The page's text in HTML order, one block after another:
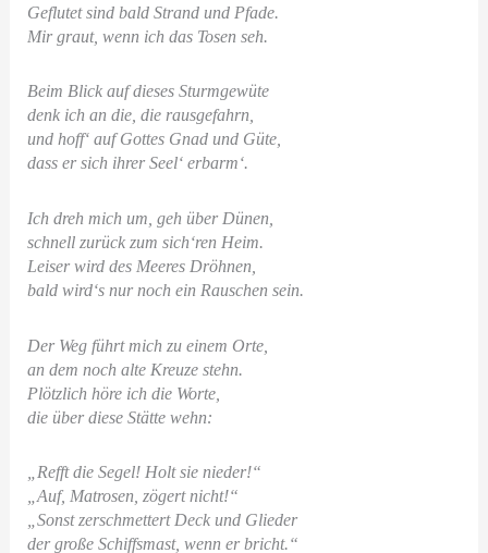
Geflutet sind bald Strand und Pfade.
Mir graut, wenn ich das Tosen seh.
Beim Blick auf dieses Sturmgewüte
denk ich an die, die rausgefahrn,
und hoff‘ auf Gottes Gnad und Güte,
dass er sich ihrer Seel‘ erbarm‘.
Ich dreh mich um, geh über Dünen,
schnell zurück zum sich‘ren Heim.
Leiser wird des Meeres Dröhnen,
bald wird‘s nur noch ein Rauschen sein.
Der Weg führt mich zu einem Orte,
an dem noch alte Kreuze stehn.
Plötzlich höre ich die Worte,
die über diese Stätte wehn:
„Refft die Segel! Holt sie nieder!“
„Auf, Matrosen, zögert nicht!“
„Sonst zerschmettert Deck und Glieder
der große Schiffsmast, wenn er bricht.“